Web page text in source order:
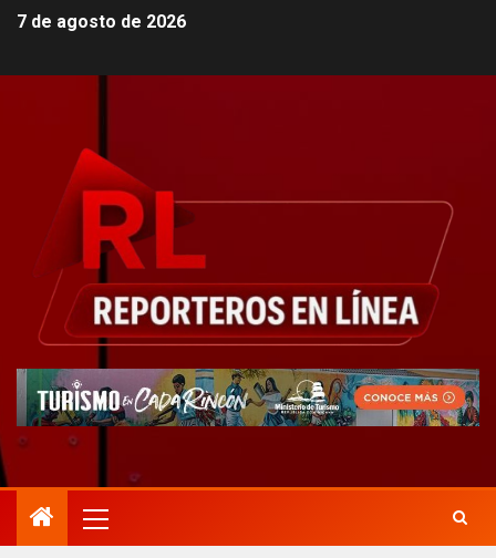
7 de agosto de 2026